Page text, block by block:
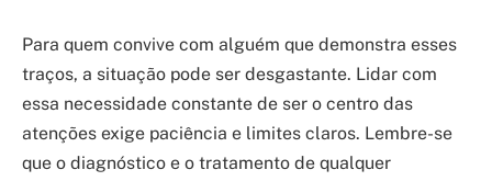
Para quem convive com alguém que demonstra esses
traços, a situação pode ser desgastante. Lidar com
essa necessidade constante de ser o centro das
atenções exige paciência e limites claros. Lembre-se
que o diagnóstico e o tratamento de qualquer